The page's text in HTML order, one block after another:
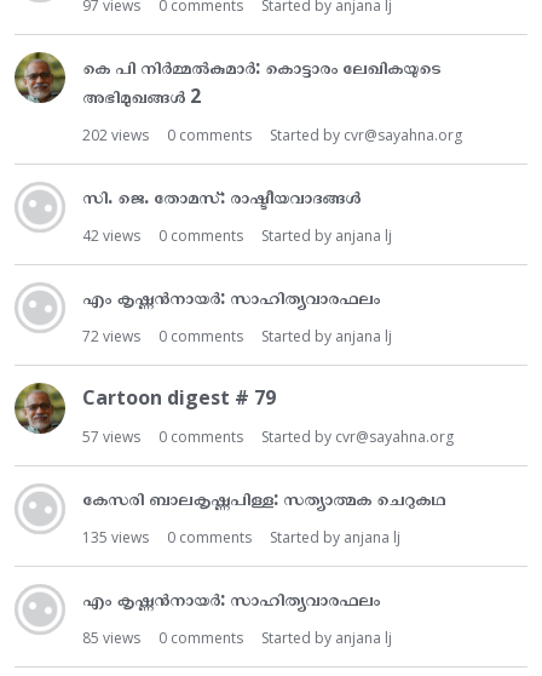
97 views 0 comments Started by anjana lj
കെ പി നിർമ്മൽകുമാർ: കൊട്ടാരം ലേഖികയുടെ
അഭിമുഖങ്ങൾ 2
202views 0 comments Started by cvr@sayahna.org
സി. ജെ. തോമസ്: രാഷ്ടീയവാദങ്ങൾ
42views 0 comments Started by anjana lj
എം കൃഷ്ണൻനായർ: സാഹിത്യവാരഫലം
72views 0 comments Started by anjana lj
Cartoon digest # 79
57 views 0 comments Started by cvr@sayahna.org
കേസരി ബാലകൃഷ്ണപിള്ള: സത്യാത്മക ചെറുകഥ
135 views 0 comments Started by anjana lj
എം കൃഷ്ണൻനായർ: സാഹിത്യവാരഫലം
85 views 0 comments Started by anjana lj